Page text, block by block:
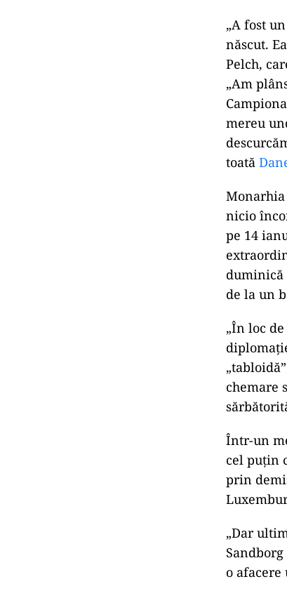
„A fost
născut.
Pelch,
„Am
mereu
toată
Monarhia
nicio
pe 14
duminică
de la un
„În loc
chemare
Într-un
cel puțin
prin
„Dar
o afacere